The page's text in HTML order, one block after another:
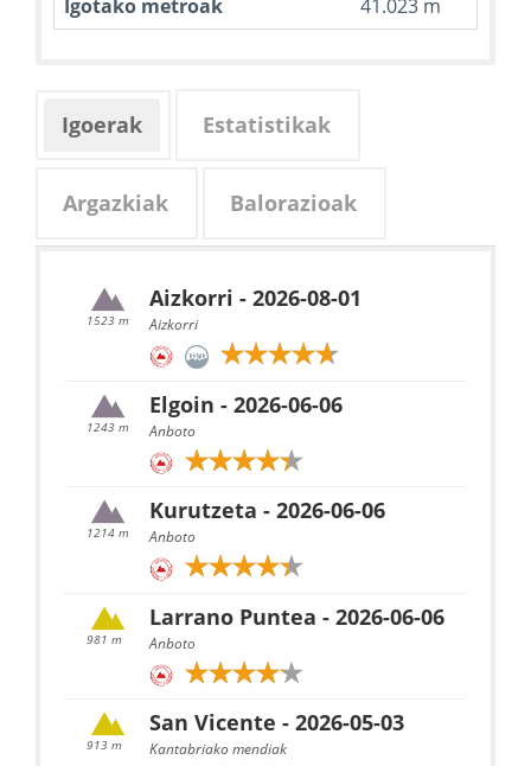
Igotako metroak
41.023 m
Igoerak Estatistikak
Argazkiak Balorazioak
1523 m
Aizkorri - 2026-08-01
Aizkorri
1243 m
Elgoin - 2026-06-06
Anboto
1214 m
Kurutzeta - 2026-06-06
Anboto
981 m
Larrano Puntea - 2026-06-06
Anboto
913 m
San Vicente - 2026-05-03
Kantabriako mendiak